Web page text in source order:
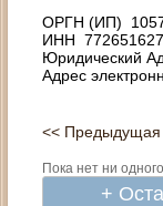
ОРГН (ИП)
ИНН
Юридический
Адрес
<< Предыдущая
Пока нет ни
+